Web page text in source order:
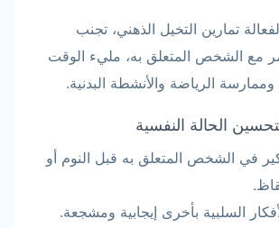
تمارين التخيل الذهني، تجنب
مع الشخص المتعلق به، مليء الوقت
الرياضة والأنشطة البدنية.
الحالة النفسية
في الشخص المتعلق به قبل النوم أو
السلبية بأخرى إيجابية ومشجعة.